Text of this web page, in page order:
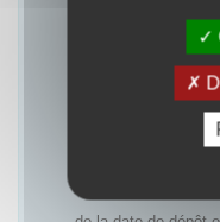
(centralisée ou
bénéfice/risques
données cliniques
- si un accès
nouvel élément
- si la demande de